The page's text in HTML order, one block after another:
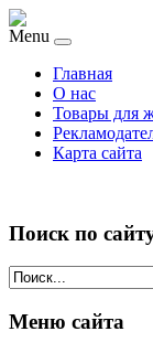
Menu
Главная
О нас
Товары для
Карта сайта
Поиск по
Меню сайта